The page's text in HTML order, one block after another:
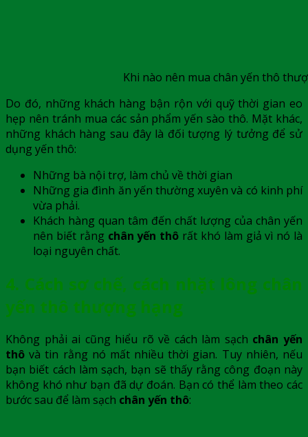
Khi nào nên mua chân yến thô
Do đó, những khách hàng bận rộn với quỹ thời gian eo
hẹp nên tránh mua các sản phẩm yến sào thô. Mặt khác,
những khách hàng sau đây là đối tượng lý tưởng để sử
dụng yến thô:
Những bà nội trợ, làm chủ về thời gian
Những gia đình ăn yến thường xuyên và có kinh phí
vừa phải.
Khách hàng quan tâm đến chất lượng của chân yến
nên biết rằng chân yến thô rất khó làm giả vì nó là
loại nguyên chất.
4. Cách sơ chế, cách nhặt lông chân
yến thô thượng hạng
Không phải ai cũng hiểu rõ về cách làm sạch chân yến
thô và tin rằng nó mất nhiều thời gian. Tuy nhiên, nếu
bạn biết cách làm sạch, bạn sẽ thấy rằng công đoạn này
không khó như bạn đã dự đoán. Bạn có thể làm theo các
bước sau để làm sạch chân yến thô: